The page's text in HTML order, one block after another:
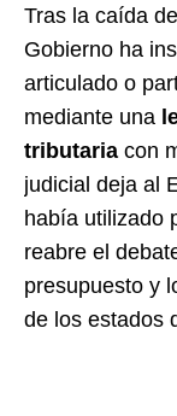
Tras la caída
Gobierno ha
articulado o
mediante una
tributaria con
judicial deja al
había utilizado
reabre el
presupuesto y
de los estados